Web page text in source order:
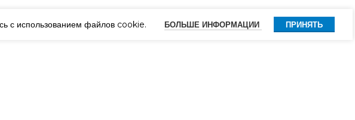
с использованием файлов cookie. БОЛЬШЕ ИНФОРМАЦИИ ПРИНЯТЬ